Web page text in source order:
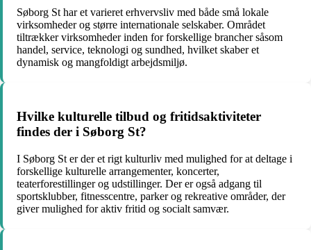
Søborg St har et varieret erhvervsliv med både små lokale
virksomheder og større internationale selskaber. Området
tiltrækker virksomheder inden for forskellige brancher såsom
handel, service, teknologi og sundhed, hvilket skaber et
dynamisk og mangfoldigt arbejdsmiljø.
Hvilke kulturelle tilbud og fritidsaktiviteter
findes der i Søborg St?
I Søborg St er der et rigt kulturliv med mulighed for at deltage i
forskellige kulturelle arrangementer, koncerter,
teaterforestillinger og udstillinger. Der er også adgang til
sportsklubber, fitnesscentre, parker og rekreative områder, der
giver mulighed for aktiv fritid og socialt samvær.